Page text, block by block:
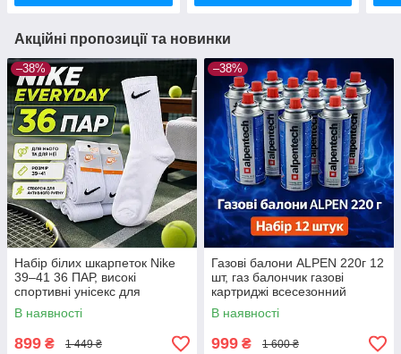
Акційні пропозиції та новинки
–38%
Набір білих шкарпеток Nike
39–41 36 ПАР, високі
спортивні унісекс для
щоденного використання
В наявності
899 ₴ 1 449 ₴
–38%
Газові балони ALPEN 220г 12
шт, газ балончик газові
картриджі всесезонний
пропан-бутан для
портативних плит, пальників
та кемпінгу
В наявності
999 ₴ 1 600 ₴